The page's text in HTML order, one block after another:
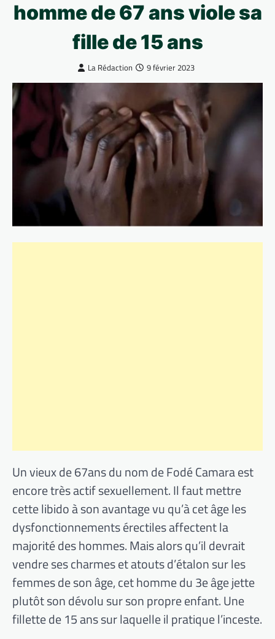
homme de 67 ans viole sa
fille de 15 ans
La Rédaction 9 février 2023
Un vieux de 67ans du nom de Fodé Camara est
encore très actif sexuellement. Il faut mettre
cette libido à son avantage vu qu’à cet âge les
dysfonctionnements érectiles affectent la
majorité des hommes. Mais alors qu’il devrait
vendre ses charmes et atouts d’étalon sur les
femmes de son âge, cet homme du 3e âge jette
plutôt son dévolu sur son propre enfant. Une
fillette de 15 ans sur laquelle il pratique l’inceste.